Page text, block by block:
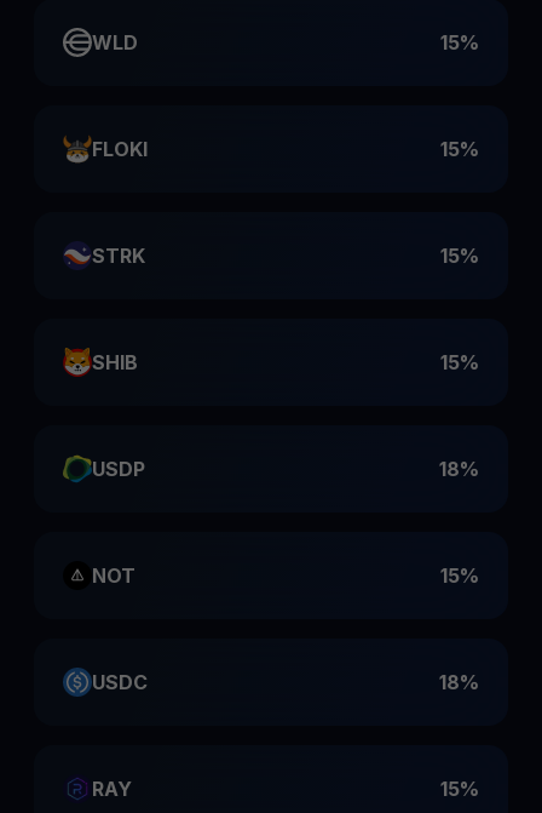
WLD 15%
FLOKI 15%
STRK 15%
SHIB 15%
USDP 18%
NOT 15%
USDC 18%
RAY 15%